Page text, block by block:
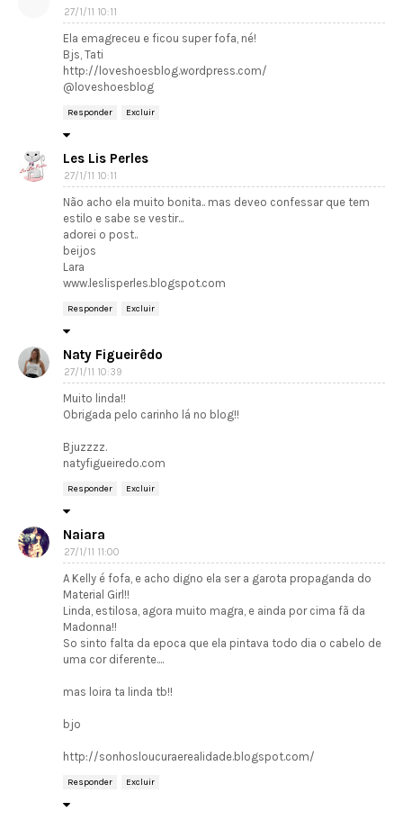
27/1/11 10:11
Ela emagreceu e ficou super fofa, né!
Bjs, Tati
http://loveshoesblog.wordpress.com/
@loveshoesblog
Responder Excluir
Les Lis Perles
27/1/11 10:11
Não acho ela muito bonita.. mas deveo confessar que tem
estilo e sabe se vestir...
adorei o post..
beijos
Lara
www.leslisperles.blogspot.com
Responder Excluir
Naty Figueirêdo
27/1/11 10:39
Muito linda!!
Obrigada pelo carinho lá no blog!!
Bjuzzzz.
natyfigueiredo.com
Responder Excluir
Naiara
27/1/11 11:00
A Kelly é fofa, e acho digno ela ser a garota propaganda do
Material Girl!!
Linda, estilosa, agora muito magra, e ainda por cima fã da
Madonna!!
So sinto falta da epoca que ela pintava todo dia o cabelo de
uma cor diferente....
mas loira ta linda tb!!
bjo
http://sonhosloucuraerealidade.blogspot.com/
Responder Excluir